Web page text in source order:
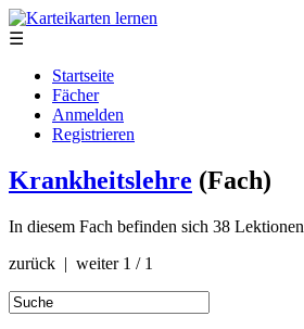
☰
Startseite
Fächer
Anmelden
Registrieren
Krankheitslehre (Fach)
In diesem Fach befinden sich 38 Lektionen
zurück | weiter 1 / 1